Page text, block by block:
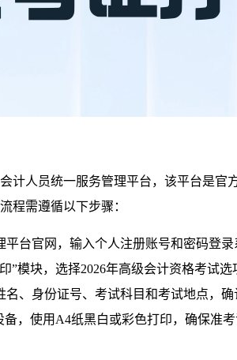
计人员统一服务管理平台，该平台是官
程需遵循以下步骤：
台官网，输入个人注册账号和密码登录
”模块，选择2026年高级会计资格考试选
、身份证号、考试科目和考试地点，
，使用A4纸黑白或彩色打印，确保准